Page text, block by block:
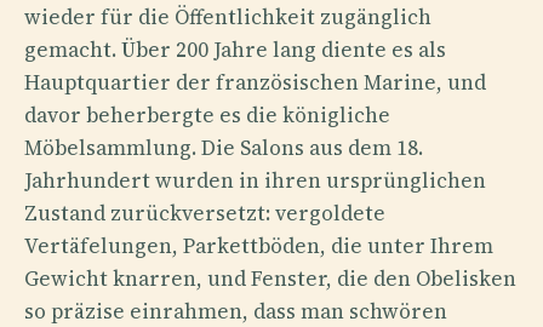
wieder für die Öffentlichkeit zugänglich
gemacht. Über 200 Jahre lang diente es als
Hauptquartier der französischen Marine, und
davor beherbergte es die königliche
Möbelsammlung. Die Salons aus dem 18.
Jahrhundert wurden in ihren ursprünglichen
Zustand zurückversetzt: vergoldete
Vertäfelungen, Parkettböden, die unter Ihrem
Gewicht knarren, und Fenster, die den Obelisken
so präzise einrahmen, dass man schwören